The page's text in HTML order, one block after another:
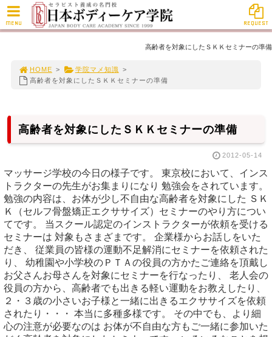
高齢者を対象にしたＳＫＫセミナーの準備
HOME > 学院マメ知識
>
高齢者を対象にしたＳＫＫセミナーの準備
高齢者を対象にしたＳＫＫセミナーの準備
2012-05-14
マッサージ学校の今日の様子です。 東京校において、インス
トラクターの先生がお集まりになり 勉強会をされています。
勉強の内容は、お体が少し不自由な高齢者を対象にした ＳＫ
Ｋ（セルフ骨盤矯正エクササイズ）セミナーのやり方につい
てです。 当スクール認定のインストラクターが依頼を受ける
セミナーは 対象もさまざまです。 企業様からお話しをいた
だき、 従業員の皆様の運動不足解消にセミナーを依頼された
り、 幼稚園や小学校のＰＴＡの役員の方かたご連絡を頂戴し
お父さんお母さんを対象にセミナーを行なったり、 老人会の
役員の方から、高齢者でも出きる軽い運動をお教えしたり、
２・３歳の小さいお子様と一緒に出きるエクササイズを依頼
されたり・・・ 本当に多種多様です。 その中でも、より細
心の注意が必要なのは お体が不自由な方もご一緒に参加いた
MENU REQUEST